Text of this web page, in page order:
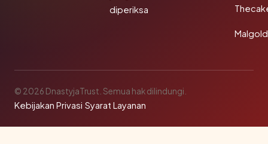
diperiksa
© 2026 DnastyjaTrust. Semua hak dilindungi.
Kebijakan Privasi·Syarat Layanan